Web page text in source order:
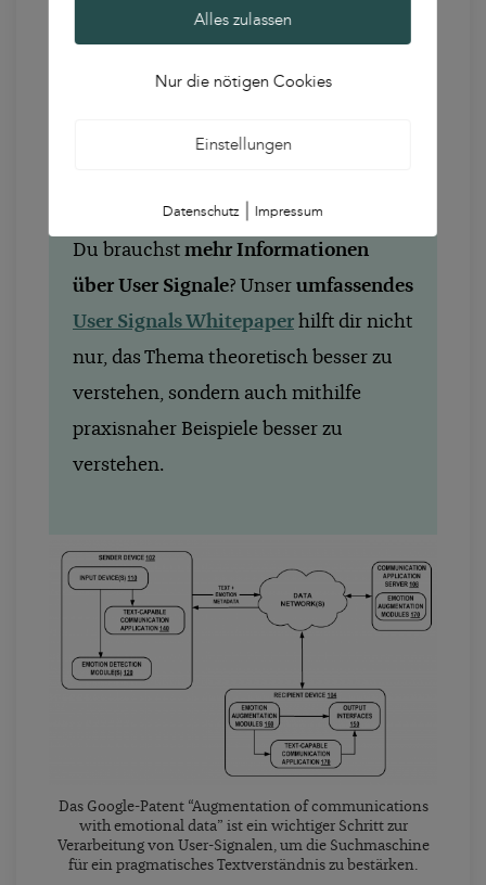
Weiterentwicklung der Kompetenzen der
Ansprüche daran, wie effektiv Online
Du brauchst mehr Informationen
über User Signale? Unser umfassendes
User Signals Whitepaper hilft dir nicht
nur, das Thema theoretisch besser zu
verstehen, sondern auch mithilfe
praxisnaher Beispiele besser zu
verstehen.
Das Google-Patent “Augmentation of communications
with emotional data” ist ein wichtiger Schritt zur
Verarbeitung von User-Signalen, um die Suchmaschine
für ein pragmatisches Textverständnis zu bestärken.
Alles zulassen
Nur die nötigen Cookies
Einstellungen
Datenschutz| Impressum